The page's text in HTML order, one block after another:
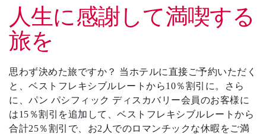
人生に感謝して満喫する
旅を
思わず決めた旅ですか？ 当ホテルに直接ご予約いただく
と、ベストフレキシブルレートから10％割引に。さら
に、パン パシフィック ディスカバリー会員のお客様に
は15％割引を追加して、ベストフレキシブルレートから
合計25％割引で、お2人でのロマンチックな休暇をご満